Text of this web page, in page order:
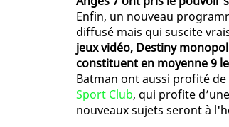
Enfin, un nouveau
diffusé mais qui suscite
jeux vidéo, Destiny
constituent en moyenne 9
Batman ont aussi profité
Sport Club, qui profite
nouveaux sujets seront à